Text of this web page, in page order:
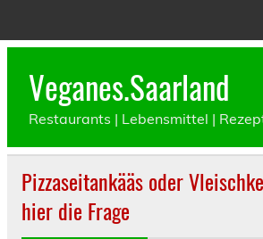
Veganes.Saarland
Restaurants | Lebensmittel |
Pizzaseitankääs oder
hier die Frage